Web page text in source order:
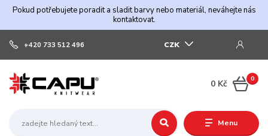
Pokud potřebujete poradit a sladit barvy nebo materiál, neváhejte nás
kontaktovat.
Menu
CZK
+420 733 512 496
0
0 Kč